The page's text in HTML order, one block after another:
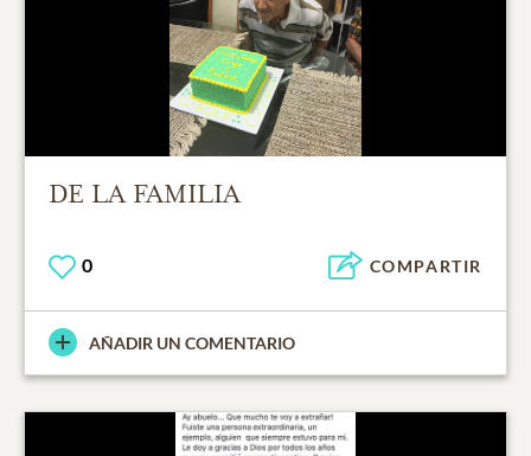
DE LA FAMILIA
0 COMPARTIR
AÑADIR UN COMENTARIO